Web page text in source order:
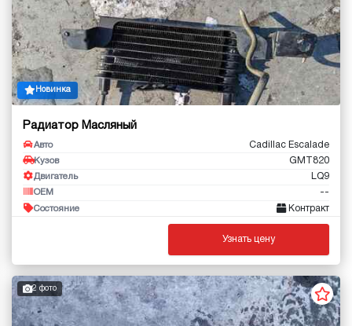
Новинка
Радиатор Масляный
Авто Cadillac Escalade
Кузов GMT820
Двигатель LQ9
OEM --
Состояние Контракт
Узнать цену
2 фото